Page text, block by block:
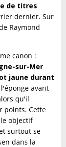
de titres
dernier. Sur
Raymond
canon :
sur-Mer
jaune durant
avant
qu'il
points. Cette
objectif
surtout se
dans la